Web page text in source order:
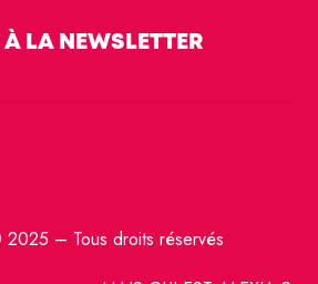
LA NEWSLETTER
2025 – Tous droits réservés